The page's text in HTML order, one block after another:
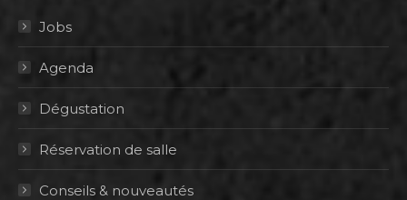
Jobs
Agenda
Dégustation
Réservation de salle
Conseils & nouveautés